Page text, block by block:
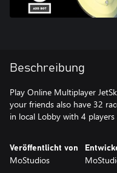
Beschreibung
Play Online Multiplayer
your friends also have 32
in local Lobby with 4
Veröffentlicht von
MoStudios